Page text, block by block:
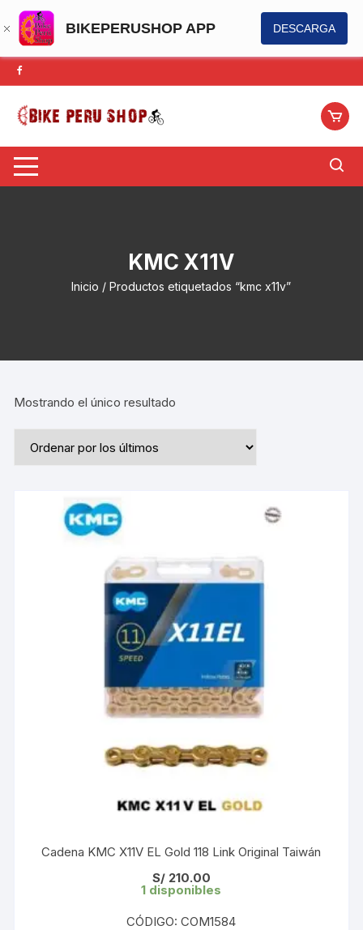
BIKEPERUSHOP APP DESCARGA
Saltar
al
contenido
KMC X11V
Inicio / Productos etiquetados “kmc x11v”
Mostrando el único resultado
Cadena KMC X11V EL Gold 118 Link Original Taiwán
S/210.00
1 disponibles
CÓDIGO: COM1584